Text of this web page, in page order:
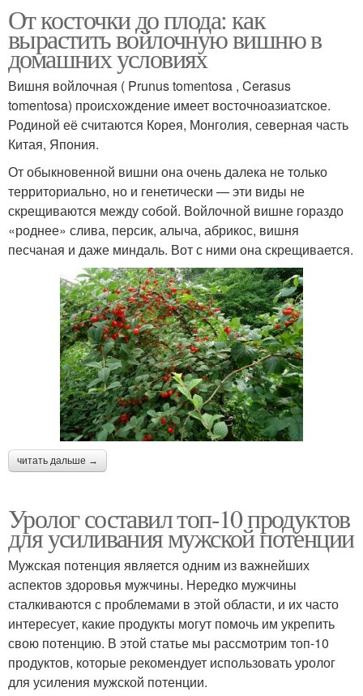
От косточки до плода: как
вырастить войлочную вишню в
домашних условиях
Вишня войлочная ( Prunus tomentosa , Cerasus
tomentosa) происхождение имеет восточноазиатское.
Родиной её считаются Корея, Монголия, северная часть
Китая, Япония.
От обыкновенной вишни она очень далека не только
территориально, но и генетически — эти виды не
скрещиваются между собой. Войлочной вишне гораздо
«роднее» слива, персик, алыча, абрикос, вишня
песчаная и даже миндаль. Вот с ними она скрещивается.
читать дальше →
Уролог составил топ-10 продуктов
для усиливания мужской потенции
Мужская потенция является одним из важнейших
аспектов здоровья мужчины. Нередко мужчины
сталкиваются с проблемами в этой области, и их часто
интересует, какие продукты могут помочь им укрепить
свою потенцию. В этой статье мы рассмотрим топ-10
продуктов, которые рекомендует использовать уролог
для усиления мужской потенции.